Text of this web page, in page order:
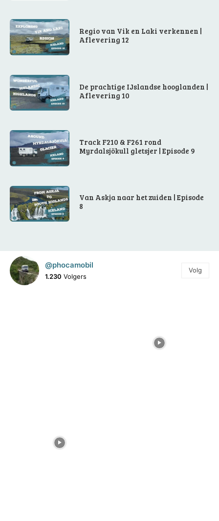
Regio van Vik en Laki verkennen |
Aflevering 12
De prachtige IJslandse hooglanden |
Aflevering 10
Track F210 & F261 rond
Myrdalsjökull gletsjer | Episode 9
Van Askja naar het zuiden | Episode
8
@phocamobil
1.230 Volgers
Volg